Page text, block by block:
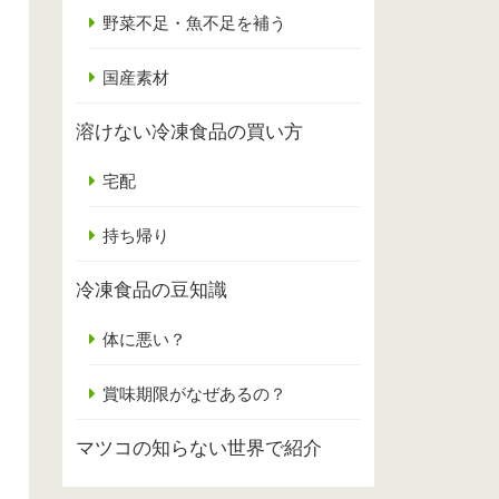
野菜不足・魚不足を補う
国産素材
溶けない冷凍食品の買い方
宅配
持ち帰り
冷凍食品の豆知識
体に悪い？
賞味期限がなぜあるの？
マツコの知らない世界で紹介